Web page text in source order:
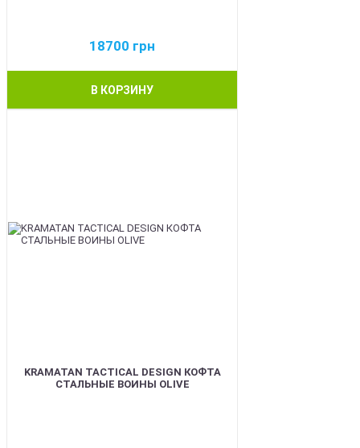
18700 грн
В КОРЗИНУ
KRAMATAN TACTICAL DESIGN КОФТА
СТАЛЬНЫЕ ВОИНЫ OLIVE